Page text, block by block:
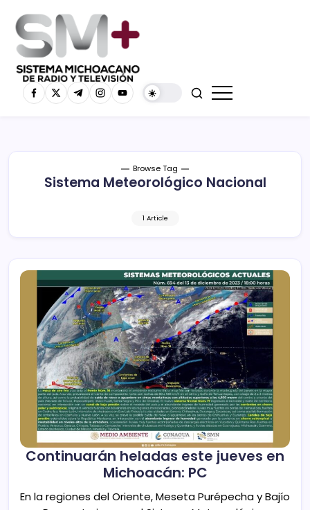
Browse Tag
Sistema Meteorológico Nacional
1 Article
Continuarán heladas este jueves en
Michoacán: PC
En la regiones del Oriente, Meseta Purépecha y Bajío